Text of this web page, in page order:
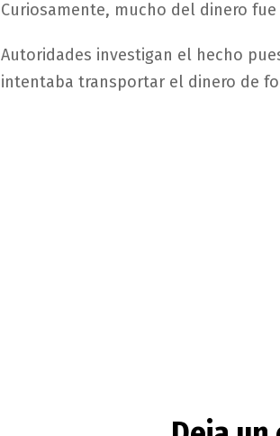
Curiosamente, mucho del dinero
Autoridades investigan el hecho
intentaba transportar el dinero de